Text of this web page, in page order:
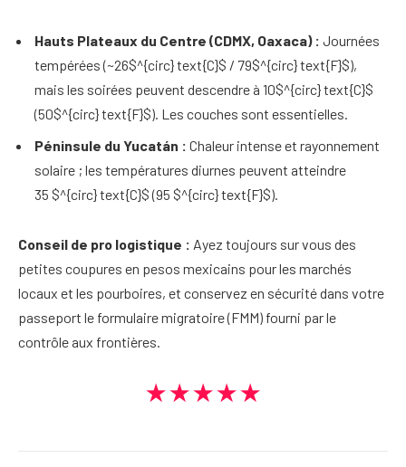
Hauts Plateaux du Centre (CDMX, Oaxaca) : Journées
tempérées (~26$^{circ} text{C}$ / 79$^{circ} text{F}$),
mais les soirées peuvent descendre à 10$^{circ} text{C}$
(50$^{circ} text{F}$). Les couches sont essentielles.
Péninsule du Yucatán : Chaleur intense et rayonnement
solaire ; les températures diurnes peuvent atteindre
35 $^{circ} text{C}$ (95 $^{circ} text{F}$).
Conseil de pro logistique : Ayez toujours sur vous des
petites coupures en pesos mexicains pour les marchés
locaux et les pourboires, et conservez en sécurité dans votre
passeport le formulaire migratoire (FMM) fourni par le
contrôle aux frontières.
★★★★★